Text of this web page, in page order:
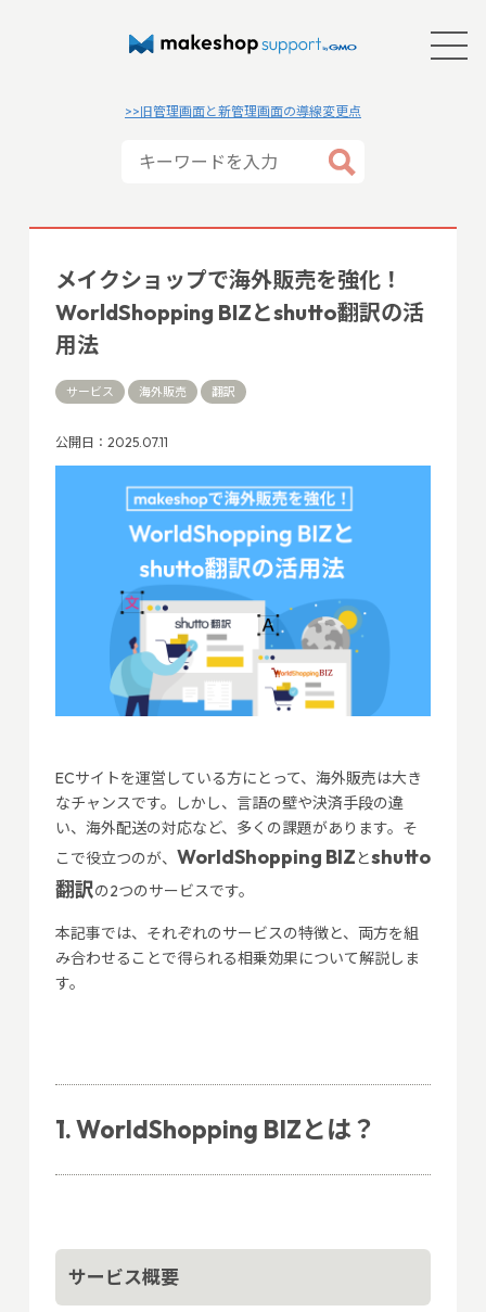
>>旧管理画面と新管理画面の導線変更点
メイクショップで海外販売を強化！
WorldShopping BIZとshutto翻訳の活
用法
サービス 海外販売 翻訳
公開日：2025.07.11
ECサイトを運営している方にとって、海外販売は大き
なチャンスです。しかし、言語の壁や決済手段の違
い、海外配送の対応など、多くの課題があります。そ
こで役立つのが、 WorldShopping BIZ とshutto
翻訳の2つのサービスです。
本記事では、それぞれのサービスの特徴と、両方を組
み合わせることで得られる相乗効果について解説しま
す。
1. WorldShopping BIZとは？
サービス概要